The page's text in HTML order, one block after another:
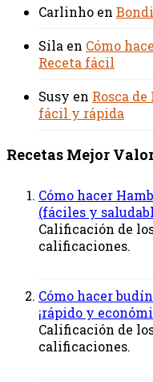
Carlinho en
Sila en Cómo
Receta fácil
Susy en Rosca
fácil y rápida
Recetas Mejor
Cómo hacer
(fáciles y
Calificación de
calificaciones.
Cómo hacer
¡rápido y
Calificación de
calificaciones.